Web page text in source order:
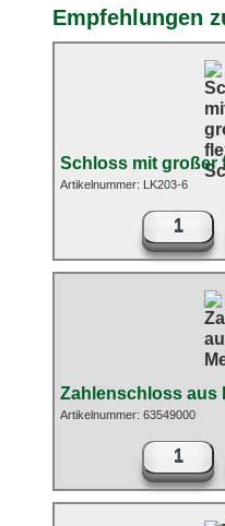
Empfehlungen
Schloss mit großer
Artikelnummer: LK203-6
Zahlenschloss aus
Artikelnummer: 63549000